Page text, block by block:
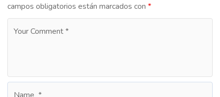
campos obligatorios están marcados con *